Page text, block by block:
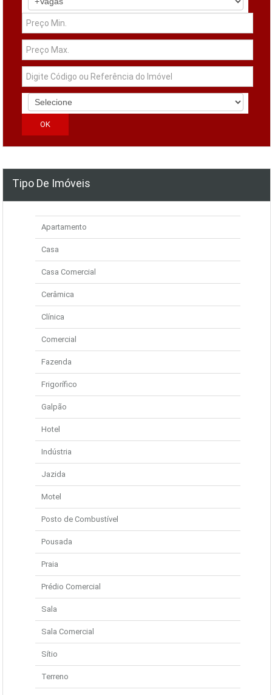
Tipo De Imóveis
Apartamento
Casa
Casa Comercial
Cerâmica
Clínica
Comercial
Fazenda
Frigorífico
Galpão
Hotel
Indústria
Jazida
Motel
Posto de Combustível
Pousada
Praia
Prédio Comercial
Sala
Sala Comercial
Sítio
Terreno